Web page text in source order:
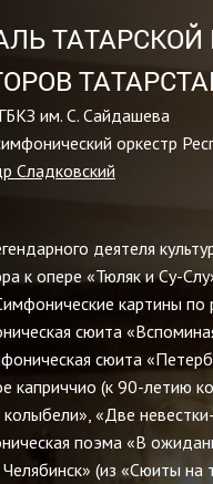
им. С. Сайдашева
оркестр
Сладковский
деятеля
к опере «Тюляк и Су-
картины
сюита
сюита
каприччио (к 90-летию
«Две
поэма «В
(из «Сюиты на